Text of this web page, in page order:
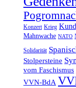
Konzert Krieg
Mahnwache NATO
Solidarität
Stolpersteine
vom Faschismus
VVN-BdA